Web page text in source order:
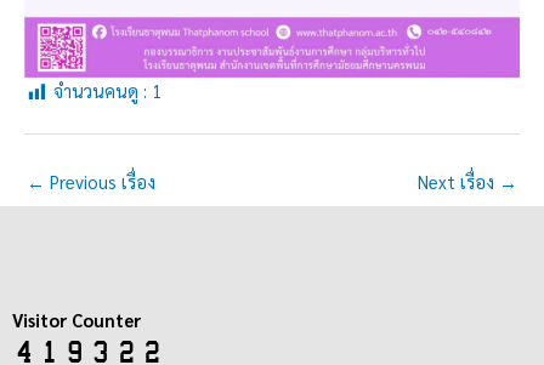
จำนวนคนดู : 1
← Previous เรื่อง Next เรื่อง →
Visitor Counter